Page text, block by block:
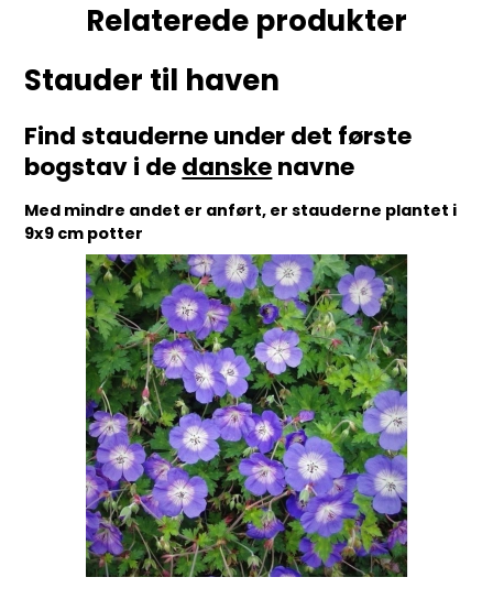
Relaterede produkter
Stauder til haven
Find stauderne under det første
bogstav i dedanskenavne
Med mindre andet er anført, er stauderne plantet i
9x9 cm potter